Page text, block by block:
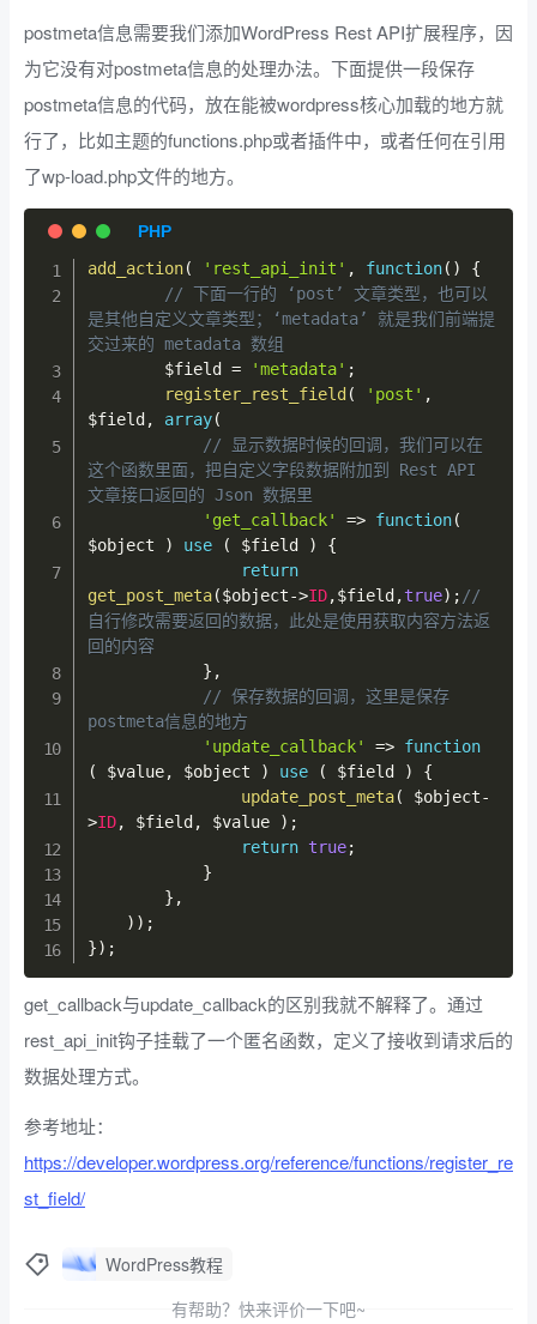
postmeta信息需要我们添加WordPress Rest API扩展程序，因
为它没有对postmeta信息的处理办法。下面提供一段保存
postmeta信息的代码，放在能被wordpress核心加载的地方就
行了，比如主题的functions.php或者插件中，或者任何在引用
了wp-load.php文件的地方。
add_action( 'rest_api_init' , function( )
{
// 下面一行的 ‘post’ 文章类型，也可以
是其他自定义文章类型；‘metadata’ 就是我们前端提
交过来的 metadata 数组
$field
= 'metadata' ;
register_rest_field ( 'post' ,
$field , array(
// 显示数据时候的回调，我们可以在
这个函数里面，把自定义字段数据附加到 Rest API
文章接口返回的 Json 数据里
'get_callback'
=> function(
$object
) use ( $field )
{
return
get_post_meta($object->ID,$field ,true) ; //
自行修改需要返回的数据，此处是使用获取内容方法返
回的内容
} ,
// 保存数据的回调，这里是保存
postmeta信息的地方
'update_callback'
=> function
(
$value, $object ) use ( $field )
{
update_post_meta( $object-
>ID, $field , $value ) ;
return true;
}
} ,
) ) ;
}) ;
get_callback与update_callback的区别我就不解释了。通过
rest_api_init钩子挂载了一个匿名函数，定义了接收到请求后的
数据处理方式。
参考地址：
https://developer.wordpress.org/reference/functions/register_re
st_field/
WordPress教程
有帮助？快来评价一下吧~